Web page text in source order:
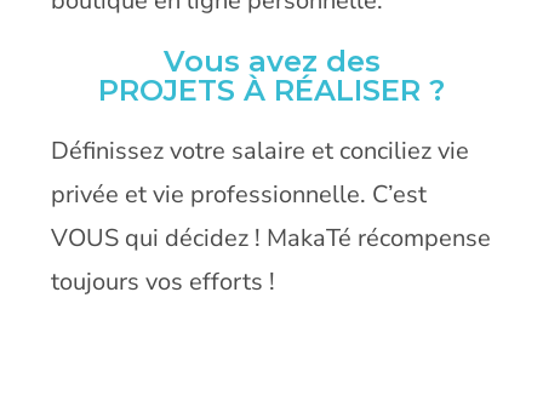
Vous avez des
PROJETS À RÉALISER ?
Définissez votre salaire et conciliez vie
privée et vie professionnelle. C’est
VOUS qui décidez ! MakaTé récompense
toujours vos efforts !